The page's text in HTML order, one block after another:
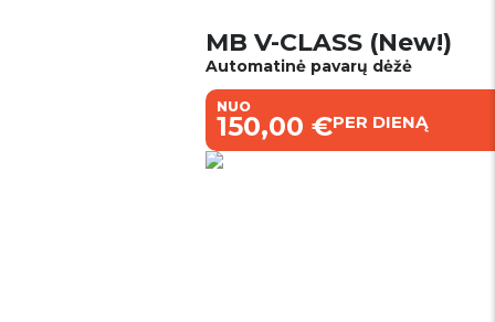
MB V-CLASS (New!)
Automatinė pavarų dėžė
NUO
€150,00 €PER DIENĄ